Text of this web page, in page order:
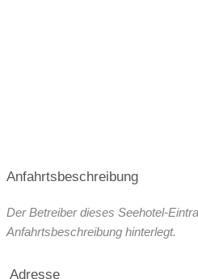
Anfahrtsbeschreibung
Der Betreiber dieses Seehotel-
Anfahrtsbeschreibung hinterlegt.
Adresse